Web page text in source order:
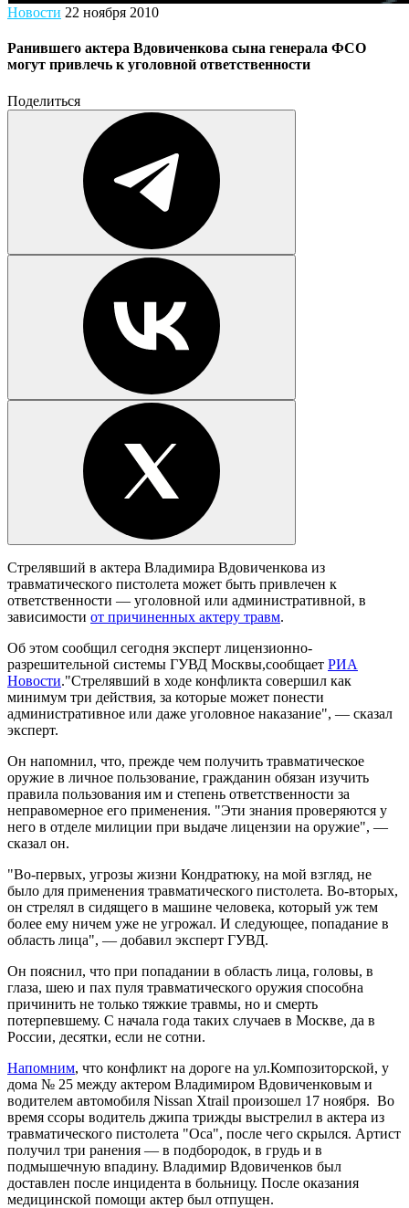
Новости 22 ноября 2010
Ранившего актера Вдовиченкова сына генерала ФСО
могут привлечь к уголовной ответственности
Поделиться
Стрелявший в актера Владимира Вдовиченкова из
травматического пистолета может быть привлечен к
ответственности — уголовной или административной, в
зависимости от причиненных актеру травм.
Об этом сообщил сегодня эксперт лицензионно-
разрешительной системы ГУВД Москвы,сообщает РИА
Новости."Стрелявший в ходе конфликта совершил как
минимум три действия, за которые может понести
административное или даже уголовное наказание", — сказал
эксперт.
Он напомнил, что, прежде чем получить травматическое
оружие в личное пользование, гражданин обязан изучить
правила пользования им и степень ответственности за
неправомерное его применения. "Эти знания проверяются у
него в отделе милиции при выдаче лицензии на оружие", —
сказал он.
"Во-первых, угрозы жизни Кондратюку, на мой взгляд, не
было для применения травматического пистолета. Во-вторых,
он стрелял в сидящего в машине человека, который уж тем
более ему ничем уже не угрожал. И следующее, попадание в
область лица", — добавил эксперт ГУВД.
Он пояснил, что при попадании в область лица, головы, в
глаза, шею и пах пуля травматического оружия способна
причинить не только тяжкие травмы, но и смерть
потерпевшему. С начала года таких случаев в Москве, да в
России, десятки, если не сотни.
Напомним, что конфликт на дороге на ул.Композиторской, у
дома № 25 между актером Владимиром Вдовиченковым и
водителем автомобиля Nissan Xtrail произошел 17 ноября. Во
время ссоры водитель джипа трижды выстрелил в актера из
травматического пистолета "Оса", после чего скрылся. Артист
получил три ранения — в подбородок, в грудь и в
подмышечную впадину. Владимир Вдовиченков был
доставлен после инцидента в больницу. После оказания
медицинской помощи актер был отпущен.